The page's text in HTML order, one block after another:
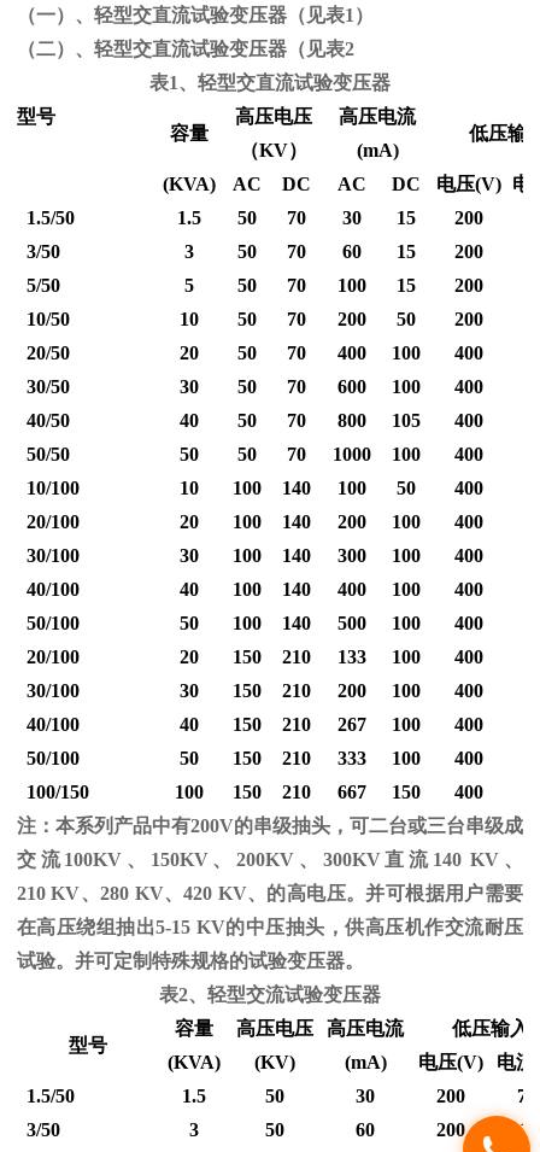
（一）、轻型交直流试验变压器（见表1）
（二）、轻型交直流试验变压器（见表2
表1、轻型交直流试验变压器
型号
容量
高压电压
（KV）
高压电流
(mA)
低压输
(KVA) AC DC AC DC 电压(V) 电
1.5/50
1.5 50 70 30 15 200
3/50
3 50 70 60 15 200
5/50
5 50 70 100 15 200
10/50
10 50 70 200 50 200
20/50
20 50 70 400 100 400
30/50
30 50 70 600 100 400
40/50
40 50 70 800 105 400
50/50
50 50 70 1000 100 400
10/100
10 100 140 100 50 400
20/100
20 100 140 200 100 400
30/100
30 100 140 300 100 400
40/100
40 100 140 400 100 400
50/100
50 100 140 500 100 400
20/100
20 150 210 133 100 400
30/100
30 150 210 200 100 400
40/100
40 150 210 267 100 400
50/100
50 150 210 333 100 400
100/150
100 150 210 667 150 400
注：本系列产品中有200V的串级抽头，可二台或三台串级成
交流100KV 、 150KV、200KV 、 300KV直流 140 KV 、
210 KV、280 KV、420 KV、的高电压。并可根据用户需要
在高压绕组抽出5-15 KV的中压抽头，供高压机作交流耐压
试验。并可定制特殊规格的试验变压器。
表2、轻型交流试验变压器
型号
容量 高压电压 高压电流
低压输入
(KVA)
(KV) (mA) 电压(V) 电流
1.5/50
1.5 50 30 200
7.5
3/50
3 50 60 200
15